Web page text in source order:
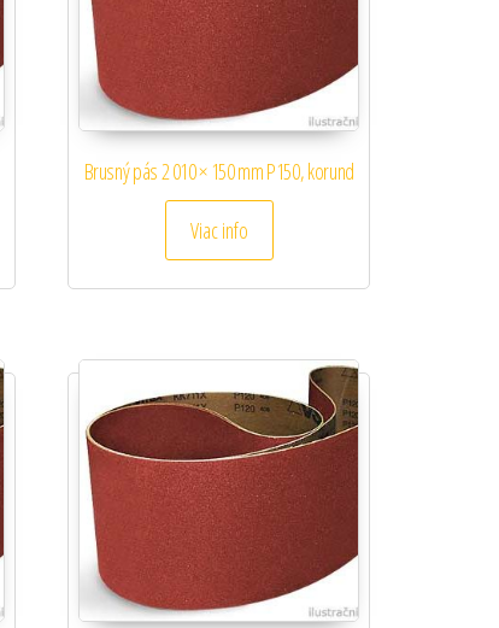
Brusný pás 2 010 × 150 mm P150, korund
Viac info